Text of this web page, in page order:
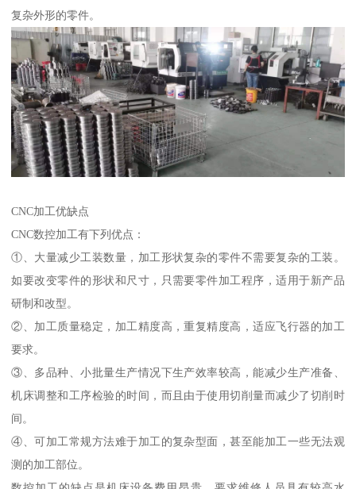
复杂外形的零件。
CNC加工优缺点
CNC数控加工有下列优点：
①、大量减少工装数量，加工形状复杂的零件不需要复杂的工装。
如要改变零件的形状和尺寸，只需要零件加工程序，适用于新产品
研制和改型。
②、加工质量稳定，加工精度高，重复精度高，适应飞行器的加工
要求。
③、多品种、小批量生产情况下生产效率较高，能减少生产准备、
机床调整和工序检验的时间，而且由于使用切削量而减少了切削时
间。
④、可加工常规方法难于加工的复杂型面，甚至能加工一些无法观
测的加工部位。